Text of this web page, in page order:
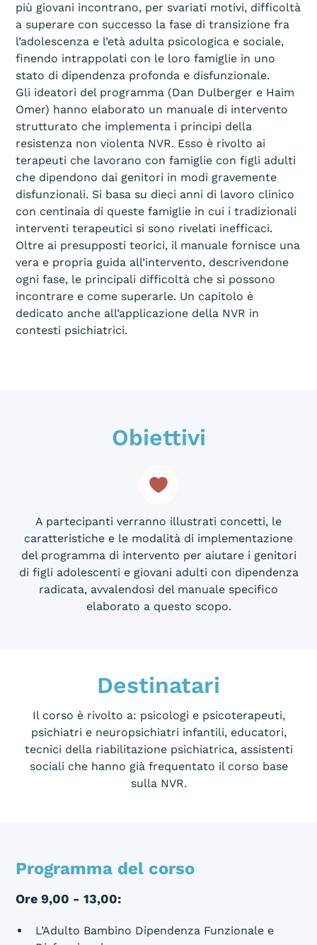
più giovani incontrano, per svariati motivi, difficoltà
a superare con successo la fase di transizione fra
l’adolescenza e l’età adulta psicologica e sociale,
finendo intrappolati con le loro famiglie in uno
stato di dipendenza profonda e disfunzionale.
Gli ideatori del programma (Dan Dulberger e Haim
Omer) hanno elaborato un manuale di intervento
strutturato che implementa i principi della
resistenza non violenta NVR. Esso è rivolto ai
terapeuti che lavorano con famiglie con figli adulti
che dipendono dai genitori in modi gravemente
disfunzionali. Si basa su dieci anni di lavoro clinico
con centinaia di queste famiglie in cui i tradizionali
interventi terapeutici si sono rivelati inefficaci.
Oltre ai presupposti teorici, il manuale fornisce una
vera e propria guida all’intervento, descrivendone
ogni fase, le principali difficoltà che si possono
incontrare e come superarle. Un capitolo è
dedicato anche all’applicazione della NVR in
contesti psichiatrici.
Obiettivi
A partecipanti verranno illustrati concetti, le
caratteristiche e le modalità di implementazione
del programma di intervento per aiutare i genitori
di figli adolescenti e giovani adulti con dipendenza
radicata, avvalendosi del manuale specifico
elaborato a questo scopo.
Destinatari
Il corso è rivolto a: psicologi e psicoterapeuti,
psichiatri e neuropsichiatri infantili, educatori,
tecnici della riabilitazione psichiatrica, assistenti
sociali che hanno già frequentato il corso base
sulla NVR.
Programma del corso
Ore 9,00 - 13,00:
L’Adulto Bambino Dipendenza Funzionale e